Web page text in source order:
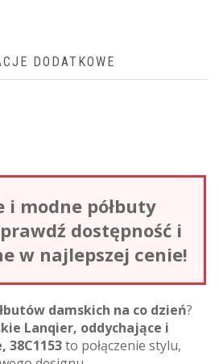
DODATKOWE
i modne półbuty
dostępność i
w najlepszej cenie!
damskich na co dzień?
Lanqier, oddychające i
38C1153to połączenie stylu,